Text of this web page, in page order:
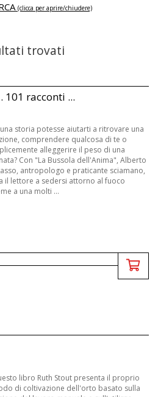
(clicca per aprire/chiudere)
trovati
racconti ...
una storia potesse aiutarti a ritrovare una
comprendere qualcosa di te o
alleggerire il peso di una
Con "La Bussola dell'Anima", Alberto
antropologo e praticante sciamano,
il lettore a sedersi attorno al fuoco
a una molti ...
libro Ruth Stout presenta il proprio
di coltivazione dell'orto basato sulla